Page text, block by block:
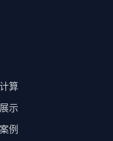
算
示
例